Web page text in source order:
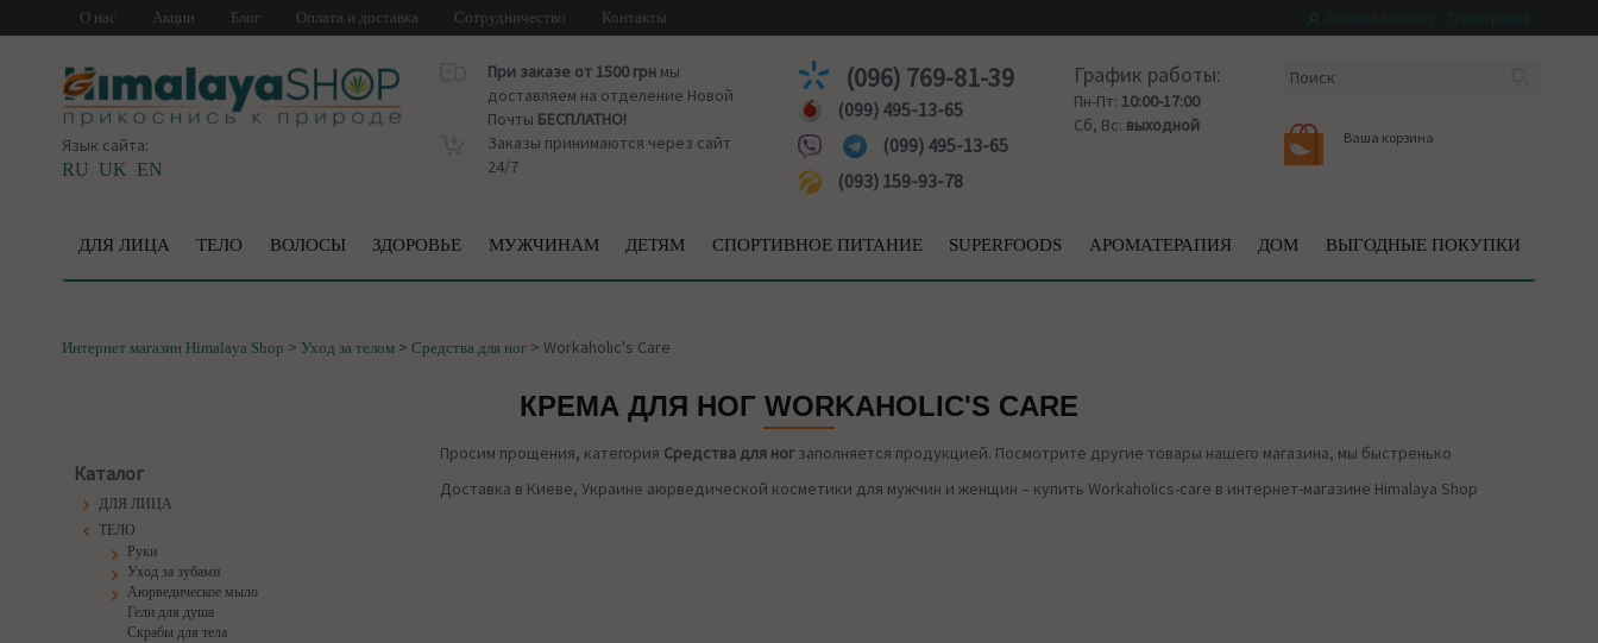
О нас Акции Блог Оплата и доставка Сотрудничество Контакты
Язык сайта:
RU UK EN
При заказе от 1500 грнмы
доставляем на отделение Новой
Почты БЕСПЛАТНО!
Заказы принимаются через сайт
24/7
(096) 769-81-39
(099) 495-13-65
(099) 495-13-65
(093) 159-93-78
График работы:
Пн-Пт: 10:00-17:00
Сб, Вс: выходной
Ваша корзина
ДЛЯ ЛИЦА ТЕЛО ВОЛОСЫ ЗДОРОВЬЕ МУЖЧИНАМ ДЕТЯМ СПОРТИВНОЕ ПИТАНИЕ SUPERFOODS АРОМАТЕРАПИЯ ДОМ ВЫГОДНЫЕ ПОКУПКИ
Интернет магазин Himalaya Shop > Уход за телом > Средства для ног > Workaholic's Care
КРЕМА ДЛЯ НОГ WORKAHOLIC'S CARE
Каталог
ДЛЯ ЛИЦА
ТЕЛО
Руки
Уход за зубами
Аюрведическое мыло
Гели для душа
Скрабы для тела
Просим прощения, категория Средства для ногзаполняется продукцией. Посмотрите другие товары нашего магазина, мы быстренько
Доставка в Киеве, Украине аюрведической косметики для мужчин и женщин – купить Workaholics-care в интернет-магазине Himalaya Shop